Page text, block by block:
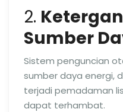
2.
Sumber
Sistem penguncian
sumber daya energi,
terjadi pemadaman
dapat terhambat.